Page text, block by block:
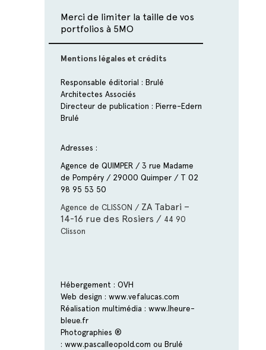
Merci de limiter la taille de vos
portfolios à 5MO
Mentions légales et crédits
Responsable éditorial : Brulé
Architectes Associés
Directeur de publication : Pierre-Edern
Brulé
Adresses :
Agence de QUIMPER / 3 rue Madame
de Pompéry / 29000 Quimper / T 02
98 95 53 50
Agence de CLISSON / ZA Tabari –
14-16 rue des Rosiers / 44 90
Clisson
Hébergement : OVH
Web design :www.vefalucas.com
Réalisation multimédia :www.lheure-
bleue.fr
Photographies ®
:www.pascalleopold.com ou Brulé